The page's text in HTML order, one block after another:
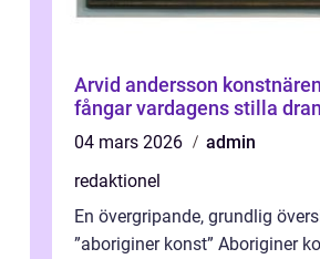
Arvid andersson konstnären som
fångar vardagens stilla
04 mars 2026
admin
redaktionel
En övergripande, grundlig
”aboriginer konst” Aboriginer